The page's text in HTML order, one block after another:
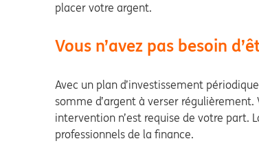
placer votre argent.
Vous n’avez pas besoin
Avec un plan d’investissement
somme d’argent à verser
intervention n’est requise de votre part.
professionnels de la finance.